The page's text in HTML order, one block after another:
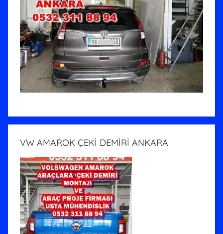
VW AMAROK ÇEKİ DEMİRİ ANKARA